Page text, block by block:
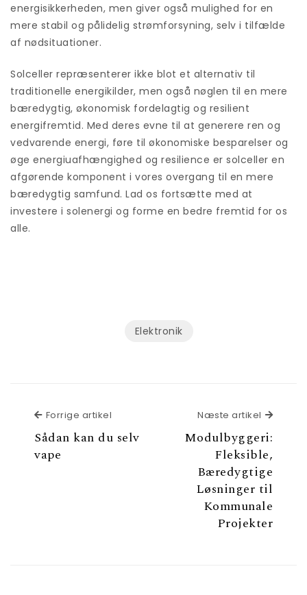
energisikkerheden, men giver også mulighed for en
mere stabil og pålidelig strømforsyning, selv i tilfælde
af nødsituationer.
Solceller repræsenterer ikke blot et alternativ til
traditionelle energikilder, men også nøglen til en mere
bæredygtig, økonomisk fordelagtig og resilient
energifremtid. Med deres evne til at generere ren og
vedvarende energi, føre til økonomiske besparelser og
øge energiuafhængighed og resilience er solceller en
afgørende komponent i vores overgang til en mere
bæredygtig samfund. Lad os fortsætte med at
investere i solenergi og forme en bedre fremtid for os
alle.
Elektronik
Forrige artikel
Sådan kan du selv
vape
Næste artikel Næste
Modulbyggeri:
Fleksible,
Bæredygtige
Løsninger til
Kommunale
Projekter